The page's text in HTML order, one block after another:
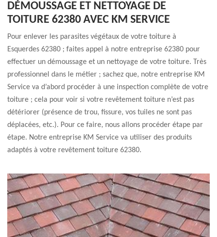
DÉMOUSSAGE ET NETTOYAGE DE
TOITURE 62380 AVEC KM SERVICE
Pour enlever les parasites végétaux de votre toiture à
Esquerdes 62380 ; faites appel à notre entreprise 62380 pour
effectuer un démoussage et un nettoyage de votre toiture. Très
professionnel dans le métier ; sachez que, notre entreprise KM
Service va d’abord procéder à une inspection complète de votre
toiture ; cela pour voir si votre revêtement toiture n’est pas
détériorer (présence de trou, fissure, vos tuiles ne sont pas
déplacées, etc.). Pour ce faire, nous allons procéder étape par
étape. Notre entreprise KM Service va utiliser des produits
adaptés à votre revêtement toiture 62380.